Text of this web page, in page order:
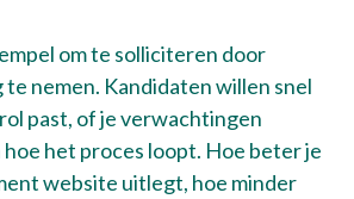
om te solliciteren door
nemen. Kandidaten willen snel
past, of je verwachtingen
hoe het proces loopt. Hoe beter je
website uitlegt, hoe minder